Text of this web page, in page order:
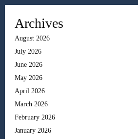
Archives
August 2026
July 2026
June 2026
May 2026
April 2026
March 2026
February 2026
January 2026